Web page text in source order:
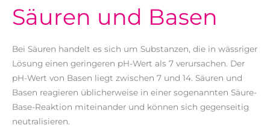
Säuren und Basen
Bei Säuren handelt es sich um Substanzen, die in wässriger
Lösung einen geringeren pH-Wert als 7 verursachen. Der
pH-Wert von Basen liegt zwischen 7 und 14. Säuren und
Basen reagieren üblicherweise in einer sogenannten Säure-
Base-Reaktion miteinander und können sich gegenseitig
neutralisieren.